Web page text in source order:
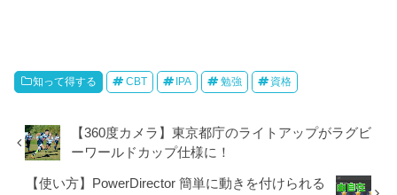
知って得する CBT IPA 勉強 資格
【360度カメラ】東京都庁のライトアップがラグビ
ーワールドカップ仕様に！
【使い方】PowerDirector 簡単に動きを付けられる